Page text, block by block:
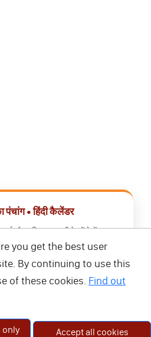
• हिंदी कैलेंडर
और राशिफल एक ही ऐप में देखें।
ऐप डाउनलोड करें
you get the best user
By continuing to use this
of these cookies. Find out
only Accept all cookies